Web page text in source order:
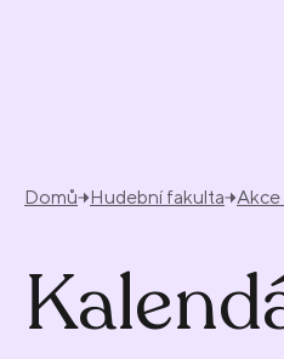
Domů Hudební fakulta Akce